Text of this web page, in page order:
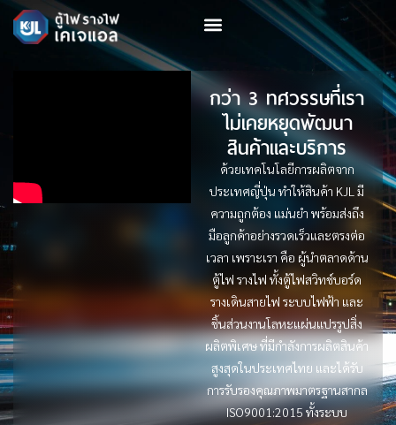
กว่า 3 ทศวรรษที่เรา
ไม่เคยหยุดพัฒนา
สินค้าและบริการ
ด้วยเทคโนโลยีการผลิตจาก
ประเทศญี่ปุ่น ทําให้สินค้า KJL มี
ความถูกต้อง แม่นยํา พร้อมส่งถึง
มือลูกค้าอย่างรวดเร็วและตรงต่อ
เวลา เพราะเรา คือ ผู้นําตลาดด้าน
ตู้ไฟ รางไฟ ทั้งตู้ไฟสวิทช์บอร์ด
รางเดินสายไฟ ระบบไฟฟ้า และ
ชิ้นส่วนงานโลหะแผ่นแปรรูปสิ่ง
ผลิตพิเศษ ที่มีกําลังการผลิตสินค้า
สูงสุดในประเทศไทย และได้รับ
การรับรองคุณภาพมาตรฐานสากล
ISO9001:2015 ทั้งระบบ